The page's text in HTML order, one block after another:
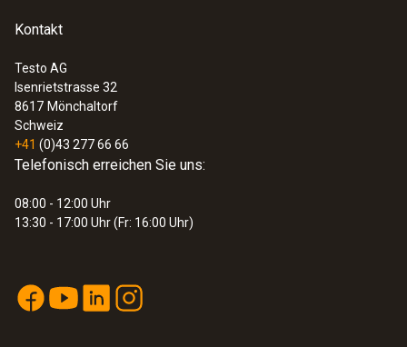
Kontakt
Testo AG
Isenrietstrasse 32
8617 Mönchaltorf
Schweiz
+41 (0)43 277 66 66
Telefonisch erreichen Sie uns:
08:00 - 12:00 Uhr
13:30 - 17:00 Uhr (Fr: 16:00 Uhr)